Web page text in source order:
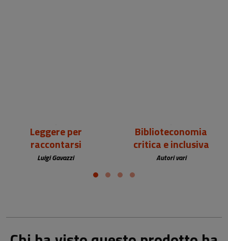
Leggere per
raccontarsi
Luigi Gavazzi
Biblioteconomia
critica e inclusiva
Autori vari